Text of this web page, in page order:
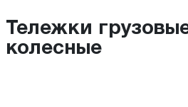
Тележки грузовые 2-х
колесные